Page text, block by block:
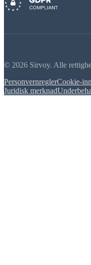
© 2026 Sirvoy. Alle
PersonvernreglerCookie-
Juridisk merknad